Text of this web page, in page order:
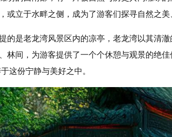
或立于水畔之侧，成为了游客们探寻自然之
的是老龙湾风景区内的凉亭，老龙湾以其清
林间，为游客提供了一个个休憩与观景的绝
这份宁静与美好之中。